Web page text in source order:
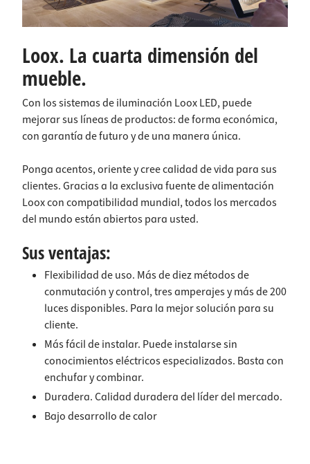
Loox. La cuarta dimensión del
mueble.
Con los sistemas de iluminación Loox LED, puede
mejorar sus líneas de productos: de forma económica,
con garantía de futuro y de una manera única.
Ponga acentos, oriente y cree calidad de vida para sus
clientes. Gracias a la exclusiva fuente de alimentación
Loox con compatibilidad mundial, todos los mercados
del mundo están abiertos para usted.
Sus ventajas:
Flexibilidad de uso. Más de diez métodos de
conmutación y control, tres amperajes y más de 200
luces disponibles. Para la mejor solución para su
cliente.
Más fácil de instalar. Puede instalarse sin
conocimientos eléctricos especializados. Basta con
enchufar y combinar.
Duradera. Calidad duradera del líder del mercado.
Bajo desarrollo de calor